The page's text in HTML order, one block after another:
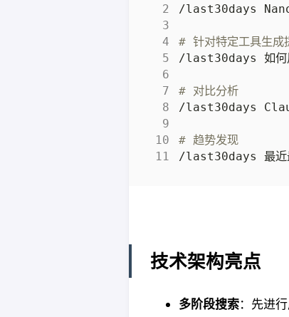
# 针对特定工具生成
# 对比分析
# 趋势发现
技术架构亮点
多阶段搜索：先进